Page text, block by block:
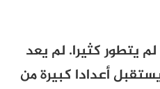
يتطور كثيرا. لم يعد
أعدادا كبيرة من